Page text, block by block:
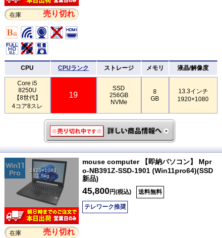
在庫 売り切れ
CPU CPUランク ストレージ メモリ 液晶/解像度
Core i5
8250U
【8世代】
4コア8スレ
19
SSD
256GB
NVMe
8
GB
13.3インチ
1920×1080
1920×1080
1.5kg
在庫 売り切れ
mouse computer 【即納パソコン】 Mpr
o-NB391Z-SSD-1901 (Win11pro64)(SSD
新品)
45,800円(税込) 送料無料
テレワーク推奨